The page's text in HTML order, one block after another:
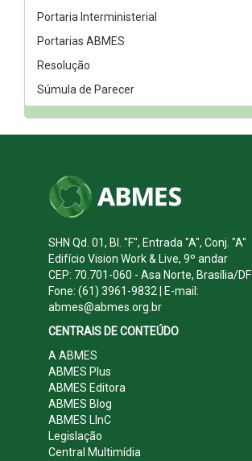
Portaria Interministerial
Portarias ABMES
Resolução
Súmula de Parecer
SHN Qd. 01, Bl. "F", Entrada "A", Conj. "A"
Edifício Vision Work & Live, 9º andar
CEP: 70.701-060 - Asa Norte, Brasília/DF
Fone: (61) 3961-9832 | E-mail:
abmes@abmes.org.br
CENTRAIS DE CONTEÚDO
A ABMES
ABMES Plus
ABMES Editora
ABMES Blog
ABMES LInC
Legislação
Central Multimídia